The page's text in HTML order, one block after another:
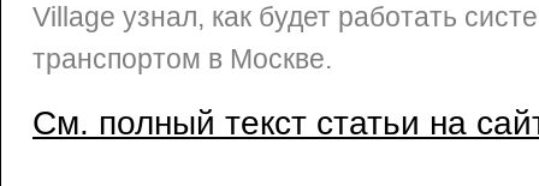
Village узнал, как будет работать
транспортом в Москве.
См. полный текст статьи на